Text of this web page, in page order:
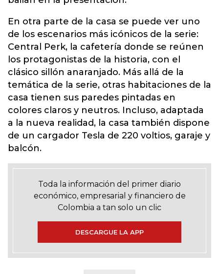
En otra parte de la casa se puede ver uno
de los escenarios más icónicos de la serie:
Central Perk, la cafetería donde se reúnen
los protagonistas de la historia, con el
clásico sillón anaranjado. Más allá de la
temática de la serie, otras habitaciones de la
casa tienen sus paredes pintadas en
colores claros y neutros. Incluso, adaptada
a la nueva realidad, la casa también dispone
de un cargador Tesla de 220 voltios, garaje y
balcón.
Toda la información del primer diario
económico, empresarial y financiero de
Colombia a tan solo un clic
DESCARGUE LA APP